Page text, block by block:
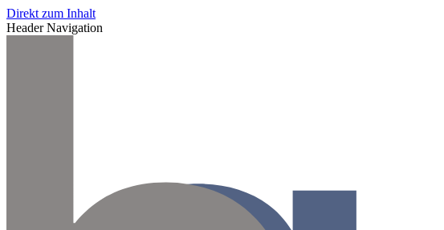
Direkt zum Inhalt
Header Navigation